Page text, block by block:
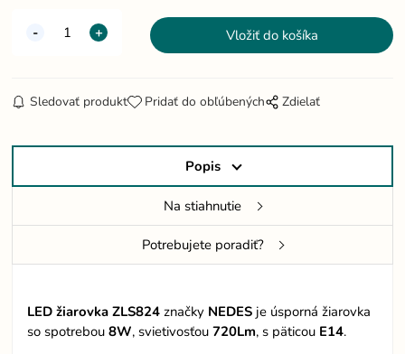
Sledovať produkt Pridať do obľúbených Zdielať
Popis
Na stiahnutie
Potrebujete poradiť?
LED žiarovka ZLS824 značky NEDES je úsporná žiarovka
so spotrebou8W, svietivosťou 720Lm, s päticou E14.